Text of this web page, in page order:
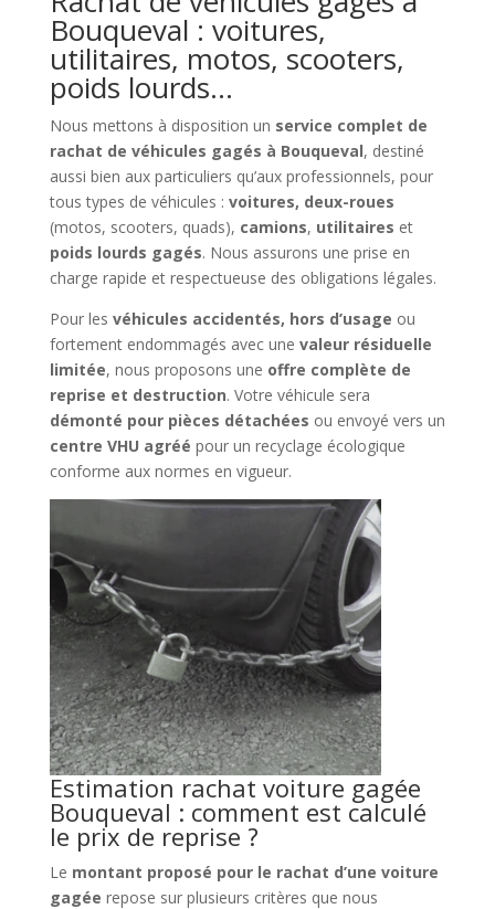
Bouqueval : voitures,
utilitaires, motos, scooters,
poids lourds…
Nous mettons à disposition un service complet de
rachat de véhicules gagés à Bouqueval, destiné
aussi bien aux particuliers qu’aux professionnels, pour
tous types de véhicules : voitures, deux-roues
(motos, scooters, quads), camions, utilitaires et
poids lourds gagés. Nous assurons une prise en
charge rapide et respectueuse des obligations légales.
Pour les véhicules accidentés, hors d’usage ou
fortement endommagés avec une valeur résiduelle
limitée, nous proposons une offre complète de
reprise et destruction. Votre véhicule sera
démonté pour pièces détachées ou envoyé vers un
centre VHU agréé pour un recyclage écologique
conforme aux normes en vigueur.
Estimation rachat voiture gagée
Bouqueval : comment est calculé
le prix de reprise ?
Le montant proposé pour le rachat d’une voiture
gagée repose sur plusieurs critères que nous